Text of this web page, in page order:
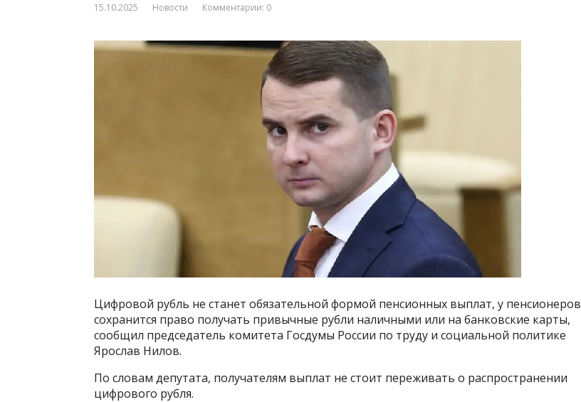
15.10.2025 Новости Комментарии: 0
Цифровой рубль не станет обязательной формой пенсионных выплат, у пенсионеров
сохранится право получать привычные рубли наличными или на банковские карты,
сообщил председатель комитета Госдумы России по труду и социальной политике
Ярослав Нилов.
По словам депутата, получателям выплат не стоит переживать о распространении
цифрового рубля.